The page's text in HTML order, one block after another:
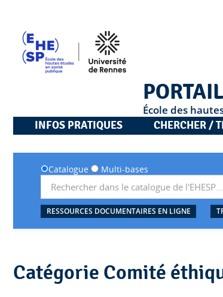
École des
INFOS PRATIQUES
CHERCHER /
Catalogue Multi-bases
RESSOURCES DOCUMENTAIRES EN LIGNE
Catégorie Comité